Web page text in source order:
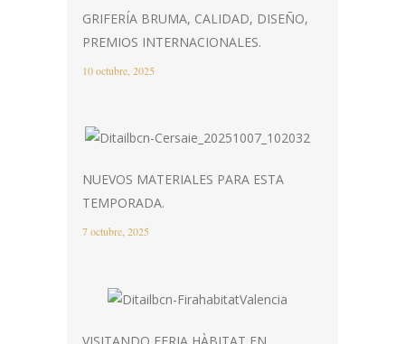
GRIFERÍA BRUMA, CALIDAD, DISEÑO,
PREMIOS INTERNACIONALES.
10 octubre, 2025
NUEVOS MATERIALES PARA ESTA
TEMPORADA.
7 octubre, 2025
VISITANDO FERIA HÀBITAT EN